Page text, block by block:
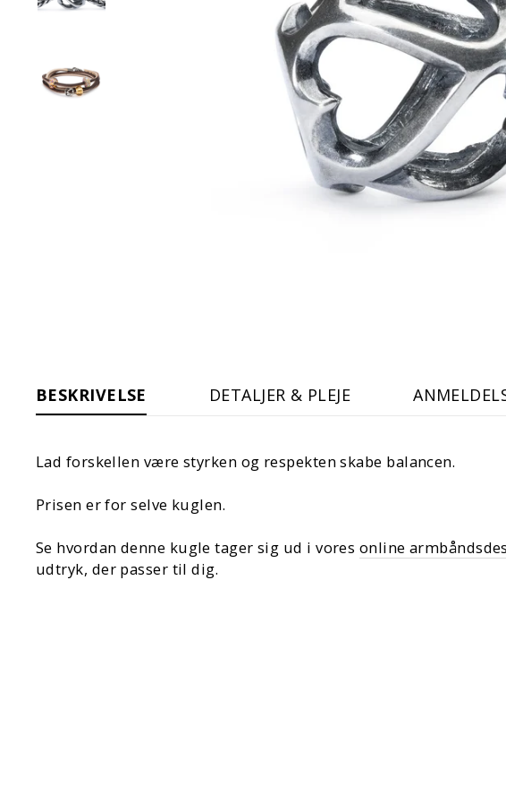
BESKRIVELSE DETALJER & PLEJE
Lad forskellen være styrken og respekten skabe balancen.
Prisen er for selve kuglen.
Se hvordan denne kugle tager sig ud i vores online
udtryk, der passer til dig.